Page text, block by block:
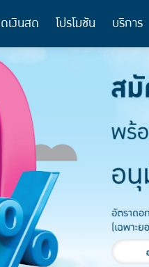
เงินสด โปรโมชัน บริการ